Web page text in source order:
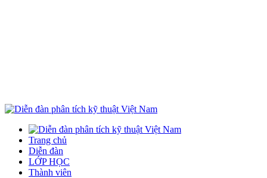
Trang chủ
Diễn đàn
LỚP HỌC
Thành viên